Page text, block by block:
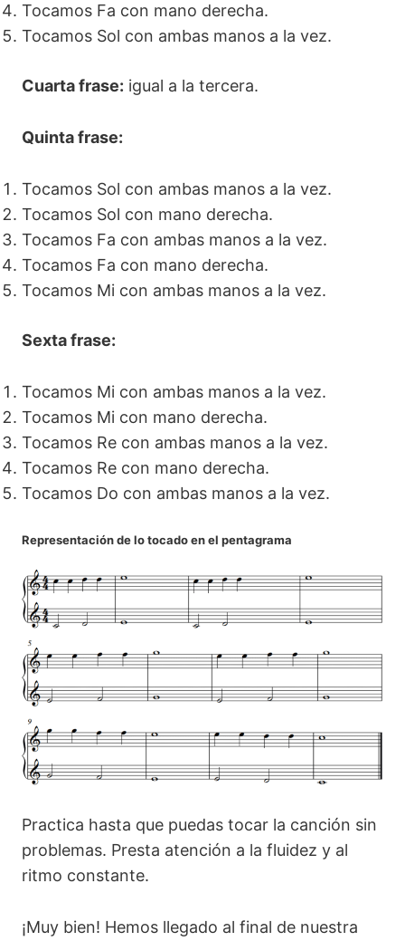
Tocamos Fa con mano derecha.
Tocamos Sol con ambas manos a la vez.
Cuarta frase: igual a la tercera.
Quinta frase:
Tocamos Sol con ambas manos a la vez.
Tocamos Sol con mano derecha.
Tocamos Fa con ambas manos a la vez.
Tocamos Fa con mano derecha.
Tocamos Mi con ambas manos a la vez.
Sexta frase:
Tocamos Mi con ambas manos a la vez.
Tocamos Mi con mano derecha.
Tocamos Re con ambas manos a la vez.
Tocamos Re con mano derecha.
Tocamos Do con ambas manos a la vez.
Representación de lo tocado en el pentagrama
Practica hasta que puedas tocar la canción sin
problemas. Presta atención a la fluidez y al
ritmo constante.
¡Muy bien! Hemos llegado al final de nuestra